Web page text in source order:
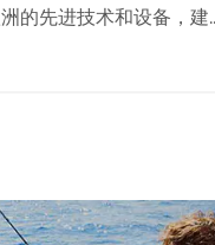
的先进技术和设备，建